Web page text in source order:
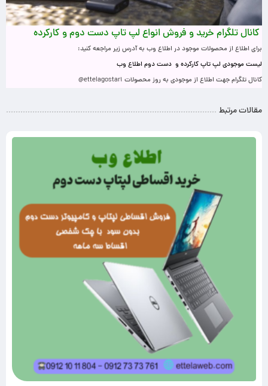
کانال تلگرام خرید و فروش انواع لپ تاپ دست دوم و کارکرده
برای اطلاع از محصولات موجود در اطلاع وب به آدرس زیر مراجعه کنید:
لیست موجودی لپ تاپ کارکرده و دست دوم اطلاع وب
کانال تلگرام جهت اطلاع از موجودی به روز محصولات @ettelagostar1
مقالات مرتبط